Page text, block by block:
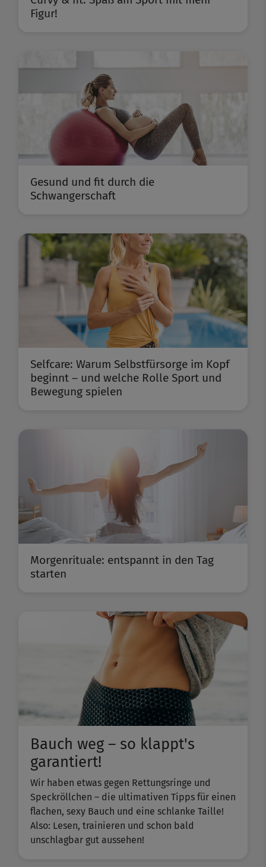
Figur!
Gesund und fit durch die
Schwangerschaft
Selfcare: Warum Selbstfürsorge im Kopf
beginnt – und welche Rolle Sport und
Bewegung spielen
Morgenrituale: entspannt in den Tag
starten
Bauch weg – so klappt's
garantiert!
Wir haben etwas gegen Rettungsringe und
Speckröllchen – die ultimativen Tipps für einen
flachen, sexy Bauch und eine schlanke Taille!
Also: Lesen, trainieren und schon bald
unschlagbar gut aussehen!